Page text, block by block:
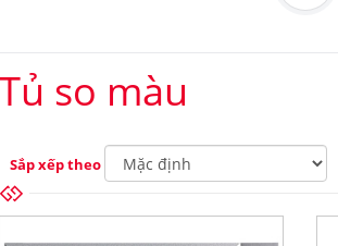
Tủ so màu
Sắp xếp theo